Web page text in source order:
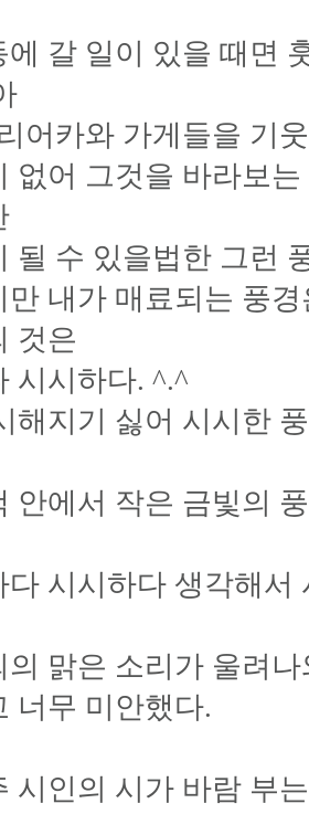
에 갈 일이 있을 때면
어카와 가게들을 기
없어 그것을 바라보
될 수 있을법한 그런
만 내가 매료되는 풍
것은
시시하다. ^.^
해지기 싫어 시시한
안에서 작은 금빛의
다 시시하다 생각해서
의 맑은 소리가 울려
너무 미안했다.
시인의 시가 바람 부